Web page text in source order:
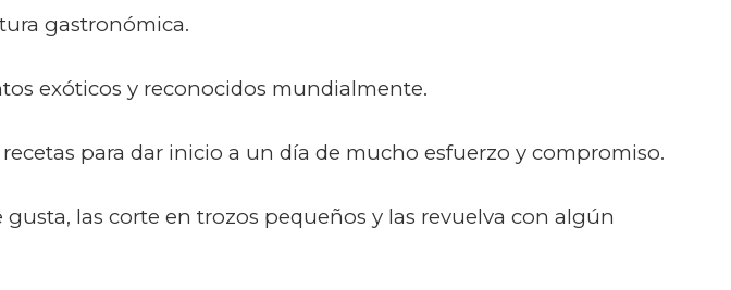
gastronómica.
exóticos y reconocidos mundialmente.
para dar inicio a un día de mucho esfuerzo y compromiso.
las corte en trozos pequeños y las revuelva con algún